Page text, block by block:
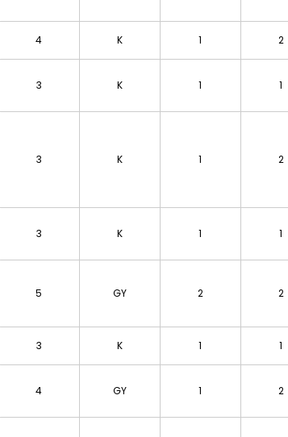
4 K 1 2
3 K 1 1
3 K 1 2
3 K 1 1
5 GY 2 2
3 K 1 1
4 GY 1 2